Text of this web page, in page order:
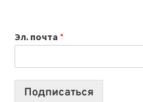
ПРОДУКТЫ
Эл. почта *
Подписаться